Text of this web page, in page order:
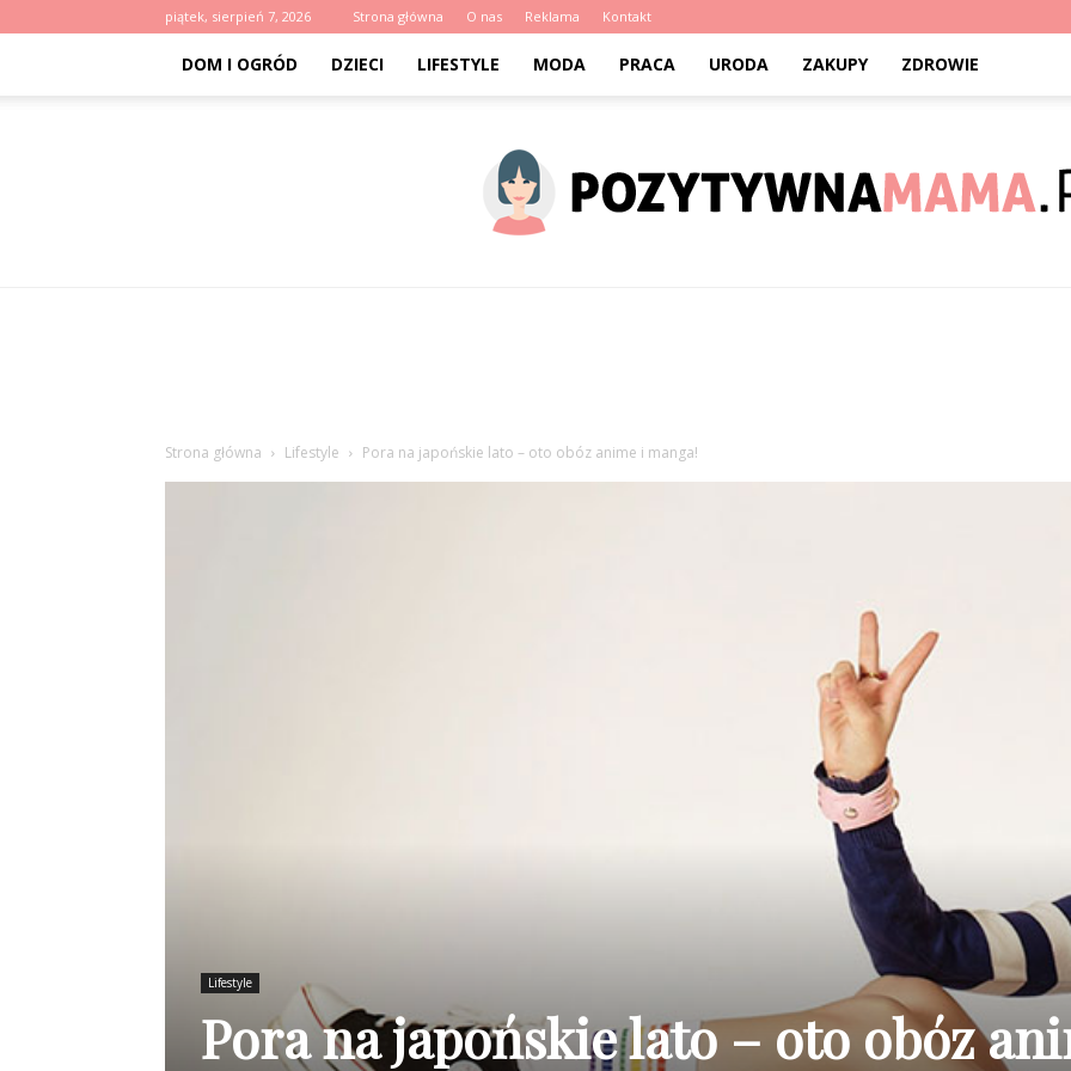
piątek, sierpień 7, 2026 Strona główna O nas Reklama Kontakt
DOM I OGRÓD DZIECI LIFESTYLE MODA PRACA URODA ZAKUPY ZDROWIE
Strona główna Lifestyle Pora na japońskie lato – oto obóz anime i manga!
Lifestyle
Pora na japońskie lato – oto obóz